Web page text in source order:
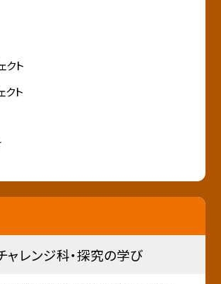
クト
クト
レンジ科・探究の学び